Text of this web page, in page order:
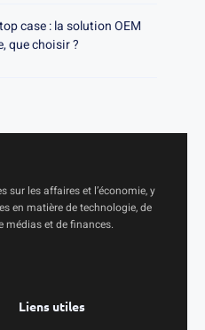
case : la solution OEM
que choisir ?
sur les affaires et l’économie, y
en matière de technologie, de
médias et de finances.
Liens utiles